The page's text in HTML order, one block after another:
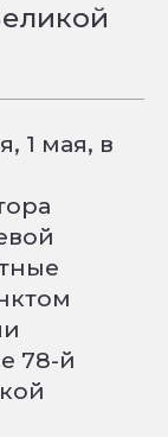
1 мая, в
78-й